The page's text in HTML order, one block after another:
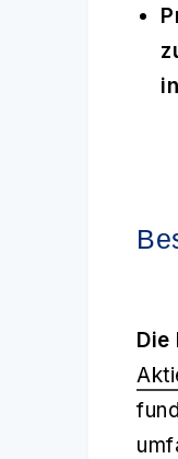
Die